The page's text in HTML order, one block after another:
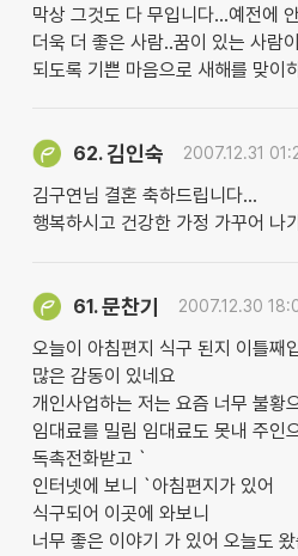
막상 그것도 다 무입니다...예전에
더욱 더 좋은 사람..꿈이 있는 사람
되도록 기쁜 마음으로 새해를 맞이
62.김인숙 2007.12.31
김구연님 결혼 축하드립니다...
행복하시고 건강한 가정 가꾸어 나
61.문찬기 2007.12.30
오늘이 아침편지 식구 된지 이틀째
많은 감동이 있네요
개인사업하는 저는 요즘 너무 불황
임대료를 밀림 임대료도 못내 주인
독촉전화받고 `
인터넷에 보니 `아침편지가 있어
식구되어 이곳에 와보니
너무 좋은 이야기 가 있어 오늘도